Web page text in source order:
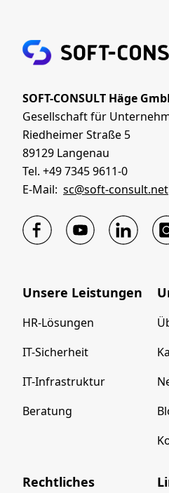
SOFT-CONSULT Häge
Gesellschaft für
Riedheimer Straße 5
89129 Langenau
Tel. +49 7345 9611-0
E-Mail: sc@soft-consult.net
Unsere Leistungen
HR-Lösungen
IT-Sicherheit
IT-Infrastruktur
Beratung
Rechtliches